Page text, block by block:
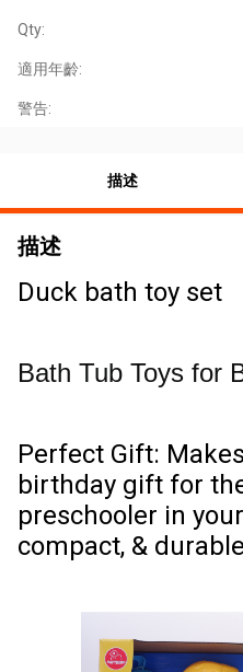
Qty:
適用年齡:
警告:
描述
描述
Duck bath toy set
Bath Tub Toys for
Perfect Gift:
birthday gift for
preschooler in
compact, &